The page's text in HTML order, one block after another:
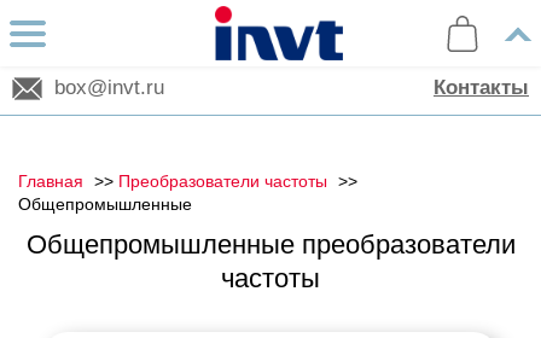
box@invt.ru Контакты
Главная
Преобразователи частоты
Общепромышленные
Общепромышленные преобразователи
частоты